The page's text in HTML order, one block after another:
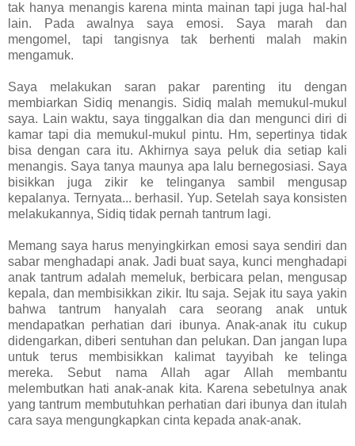
tak hanya menangis karena minta mainan tapi juga hal-hal
lain. Pada awalnya saya emosi. Saya marah dan
mengomel, tapi tangisnya tak berhenti malah makin
mengamuk.
Saya melakukan saran pakar parenting itu dengan
membiarkan Sidiq menangis. Sidiq malah memukul-mukul
saya. Lain waktu, saya tinggalkan dia dan mengunci diri di
kamar tapi dia memukul-mukul pintu. Hm, sepertinya tidak
bisa dengan cara itu. Akhirnya saya peluk dia setiap kali
menangis. Saya tanya maunya apa lalu bernegosiasi. Saya
bisikkan juga zikir ke telinganya sambil mengusap
kepalanya. Ternyata... berhasil. Yup. Setelah saya konsisten
melakukannya, Sidiq tidak pernah tantrum lagi.
Memang saya harus menyingkirkan emosi saya sendiri dan
sabar menghadapi anak. Jadi buat saya, kunci menghadapi
anak tantrum adalah memeluk, berbicara pelan, mengusap
kepala, dan membisikkan zikir. Itu saja. Sejak itu saya yakin
bahwa tantrum hanyalah cara seorang anak untuk
mendapatkan perhatian dari ibunya. Anak-anak itu cukup
didengarkan, diberi sentuhan dan pelukan. Dan jangan lupa
untuk terus membisikkan kalimat tayyibah ke telinga
mereka. Sebut nama Allah agar Allah membantu
melembutkan hati anak-anak kita. Karena sebetulnya anak
yang tantrum membutuhkan perhatian dari ibunya dan itulah
cara saya mengungkapkan cinta kepada anak-anak.